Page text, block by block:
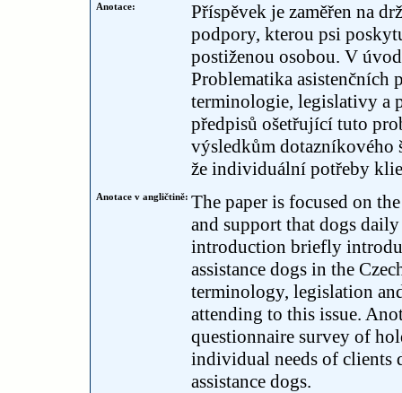
Anotace:
Příspěvek je zaměřen na
podpory, kterou psi
postiženou osobou. V
Problematika asistenčních
terminologie, legislativy a
předpisů ošetřující tuto
výsledkům dotazníkového
že individuální potřeby
Anotace v angličtině: The paper is focused on
and support that dogs
introduction briefly
assistance dogs in the
terminology, legislation
attending to this issue.
questionnaire survey of
individual needs of clients
assistance dogs.